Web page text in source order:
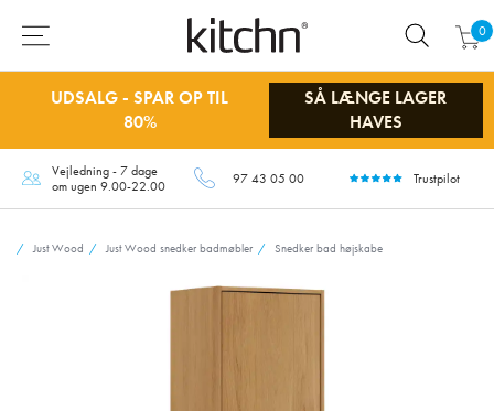
0
UDSALG - SPAR OP TIL
80%
SÅ LÆNGE LAGER
HAVES
Vejledning - 7 dage
om ugen 9.00-22.00
97 43 05 00 Trustpilot
Just Wood Just Wood snedker badmøbler Snedker bad højskabe